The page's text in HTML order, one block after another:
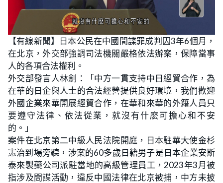
【有線新聞】日本公民在中國間諜罪成判囚3年6個月，
在北京，外交部強調司法機關嚴格依法辦案，保障當事
人的各項合法權利。
外交部發言人林劍：「中方一貫支持中日經貿合作，為
在華的日企與人士的合法經營提供良好環境，我們歡迎
外國企業來華開展經貿合作，在華和來華的外籍人員只
要遵守法律、依法從業，就沒有什麽可擔心和不安
的。」
案件在北京第二中級人民法院開庭，日本駐華大使金杉
憲治到場旁聽，涉案的60多歲日籍男子是日本企業安斯
泰來製藥公司派駐當地的高級管理員工，2023年3月被
指涉及間諜活動，違反中國法律在北京被捕，中方未披